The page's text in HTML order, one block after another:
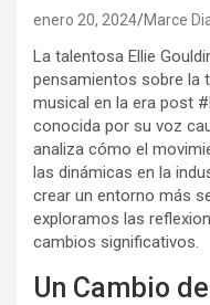
enero 20, 2024 Marce
La talentosa Ellie
pensamientos sobre la
musical en la era post
conocida por su voz
analiza cómo el
las dinámicas en la
crear un entorno más
exploramos las
cambios significativos.
Un Cambio